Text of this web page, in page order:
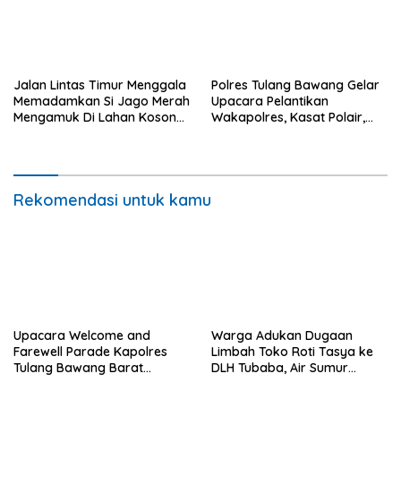
Jalan Lintas Timur Menggala
Memadamkan Si Jago Merah
Mengamuk Di Lahan Kosong,
Polres Tulang Bawang Gelar
Upacara Pelantikan
Wakapolres, Kasat Polair,
Rekomendasi untuk kamu
Upacara Welcome and
Farewell Parade Kapolres
Tulang Bawang Barat
Warga Adukan Dugaan
Limbah Toko Roti Tasya ke
DLH Tubaba, Air Sumur